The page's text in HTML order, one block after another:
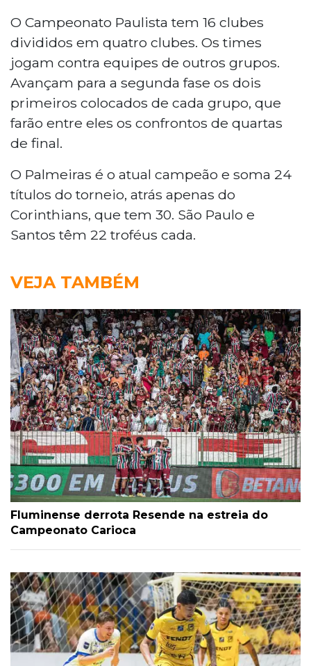
O Campeonato Paulista tem 16 clubes
divididos em quatro clubes. Os times
jogam contra equipes de outros grupos.
Avançam para a segunda fase os dois
primeiros colocados de cada grupo, que
farão entre eles os confrontos de quartas
de final.
O Palmeiras é o atual campeão e soma 24
títulos do torneio, atrás apenas do
Corinthians, que tem 30. São Paulo e
Santos têm 22 troféus cada.
VEJA TAMBÉM
Fluminense derrota Resende na estreia do
Campeonato Carioca